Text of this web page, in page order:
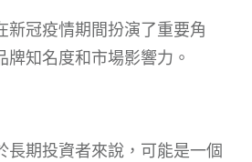
新冠疫情期間扮演了重要角
牌知名度和市場影響力。
長期投資者來說，可能是一個